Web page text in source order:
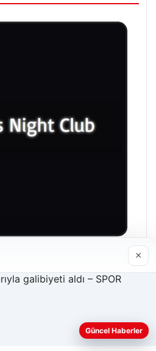
daha iyi anlayabilmek,
ve geliştirmek amacıyla çerezler
×
Güncel Haberler